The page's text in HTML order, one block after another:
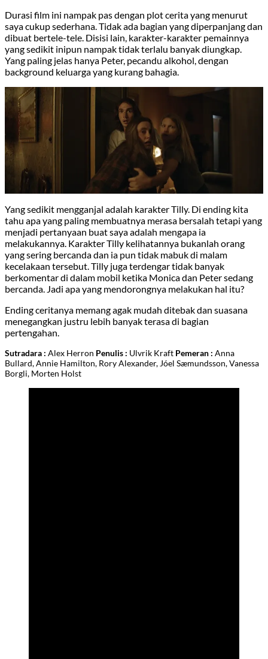
Durasi film ini nampak pas dengan plot cerita yang menurut
saya cukup sederhana. Tidak ada bagian yang diperpanjang dan
dibuat bertele-tele. Disisi lain, karakter-karakter pemainnya
yang sedikit inipun nampak tidak terlalu banyak diungkap.
Yang paling jelas hanya Peter, pecandu alkohol, dengan
background keluarga yang kurang bahagia.
Yang sedikit mengganjal adalah karakter Tilly. Di ending kita
tahu apa yang paling membuatnya merasa bersalah tetapi yang
menjadi pertanyaan buat saya adalah mengapa ia
melakukannya. Karakter Tilly kelihatannya bukanlah orang
yang sering bercanda dan ia pun tidak mabuk di malam
kecelakaan tersebut. Tilly juga terdengar tidak banyak
berkomentar di dalam mobil ketika Monica dan Peter sedang
bercanda. Jadi apa yang mendorongnya melakukan hal itu?
Ending ceritanya memang agak mudah ditebak dan suasana
menegangkan justru lebih banyak terasa di bagian
pertengahan.
Sutradara : Alex Herron Penulis : Ulvrik Kraft Pemeran : Anna
Bullard, Annie Hamilton, Rory Alexander, Jóel Sæmundsson, Vanessa
Borgli, Morten Holst